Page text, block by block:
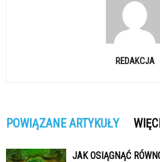
REDAKCJA
POWIĄZANE ARTYKUŁY
JAK OSIĄGNĄĆ